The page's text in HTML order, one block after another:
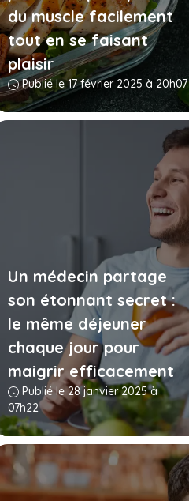
du muscle facilement
tout en se faisant
plaisir
Publié le 17 février 2025 à 20h07
Un médecin partage
son étonnant secret :
le même déjeuner
chaque jour pour
maigrir efficacement
Publié le 28 janvier 2025 à
07h22